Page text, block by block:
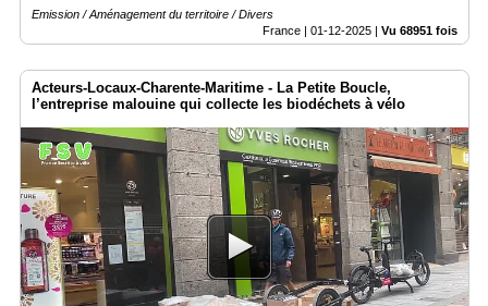
Emission / Aménagement du territoire / Divers
France | 01-12-2025 | Vu 68951 fois
Acteurs-Locaux-Charente-Maritime - La Petite Boucle,
l’entreprise malouine qui collecte les biodéchets à vélo